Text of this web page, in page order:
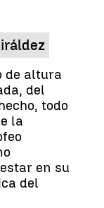
de altura
del
todo
la
en su
del